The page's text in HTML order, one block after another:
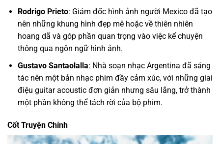
Rodrigo Prieto: Giám đốc hình ảnh người Mexico đã tạo
nên những khung hình đẹp mê hoặc về thiên nhiên
hoang dã và góp phần quan trọng vào việc kể chuyện
thông qua ngôn ngữ hình ảnh.
Gustavo Santaolalla: Nhà soạn nhạc Argentina đã sáng
tác nên một bản nhạc phim đầy cảm xúc, với những giai
điệu guitar acoustic đơn giản nhưng sâu lắng, trở thành
một phần không thể tách rời của bộ phim.
Cốt Truyện Chính